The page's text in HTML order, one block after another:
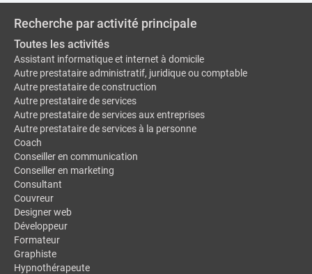
Recherche par activité principale
Toutes les activités
Assistant informatique et internet à domicile
Autre prestataire administratif, juridique ou comptable
Autre prestataire de construction
Autre prestataire de services
Autre prestataire de services aux entreprises
Autre prestataire de services à la personne
Coach
Conseiller en communication
Conseiller en marketing
Consultant
Couvreur
Designer web
Développeur
Formateur
Graphiste
Hypnothérapeute